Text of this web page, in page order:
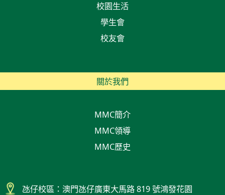
校園生活
學生會
校友會
關於我們
MMC簡介
MMC領導
MMC歷史
氹仔校區：澳門氹仔廣東大馬路 819 號鴻發花園